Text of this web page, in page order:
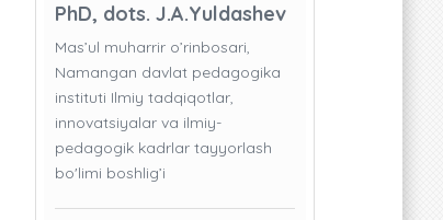
PhD, dots. J.A.Yuldashev
Mas’ul muharrir o’rinbosari,
Namangan davlat pedagogika
instituti Ilmiy tadqiqotlar,
innovatsiyalar va ilmiy-
pedagogik kadrlar tayyorlash
bo'limi boshlig’i